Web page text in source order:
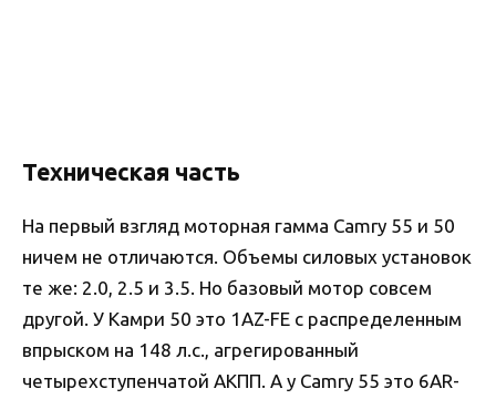
Техническая часть
На первый взгляд моторная гамма Camry 55 и 50
ничем не отличаются. Объемы силовых установок
те же: 2.0, 2.5 и 3.5. Но базовый мотор совсем
другой. У Камри 50 это 1AZ-FE с распределенным
впрыском на 148 л.с., агрегированный
четырехступенчатой АКПП. А у Camry 55 это 6AR-